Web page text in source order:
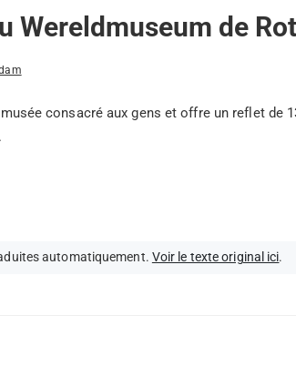
Wereldmuseum de
consacré aux gens et offre un reflet de
automatiquement. Voir le texte original ici.